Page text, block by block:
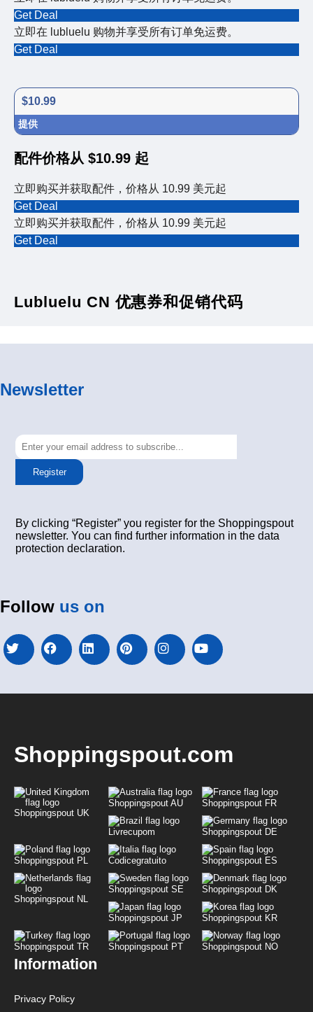
Get Deal
立即在 lubluelu 购物并享受所有订单免运费。
Get Deal
$10.99
提供
配件价格从 $10.99 起
立即购买并获取配件，价格从 10.99 美元起
Get Deal
立即购买并获取配件，价格从 10.99 美元起
Get Deal
Lubluelu CN 优惠券和促销代码
Newsletter
Register
By clicking “Register” you register for the Shoppingspout
newsletter. You can find further information in the data
protection declaration.
Follow us on
Shoppingspout.com
Shoppingspout UK
Shoppingspout AU Shoppingspout FR
Livrecupom Shoppingspout DE
Shoppingspout PL Codicegratuito Shoppingspout ES
Shoppingspout NL
Shoppingspout SE Shoppingspout DK
Shoppingspout JP Shoppingspout KR
Shoppingspout TR Shoppingspout PT Shoppingspout NO
Information
Privacy Policy